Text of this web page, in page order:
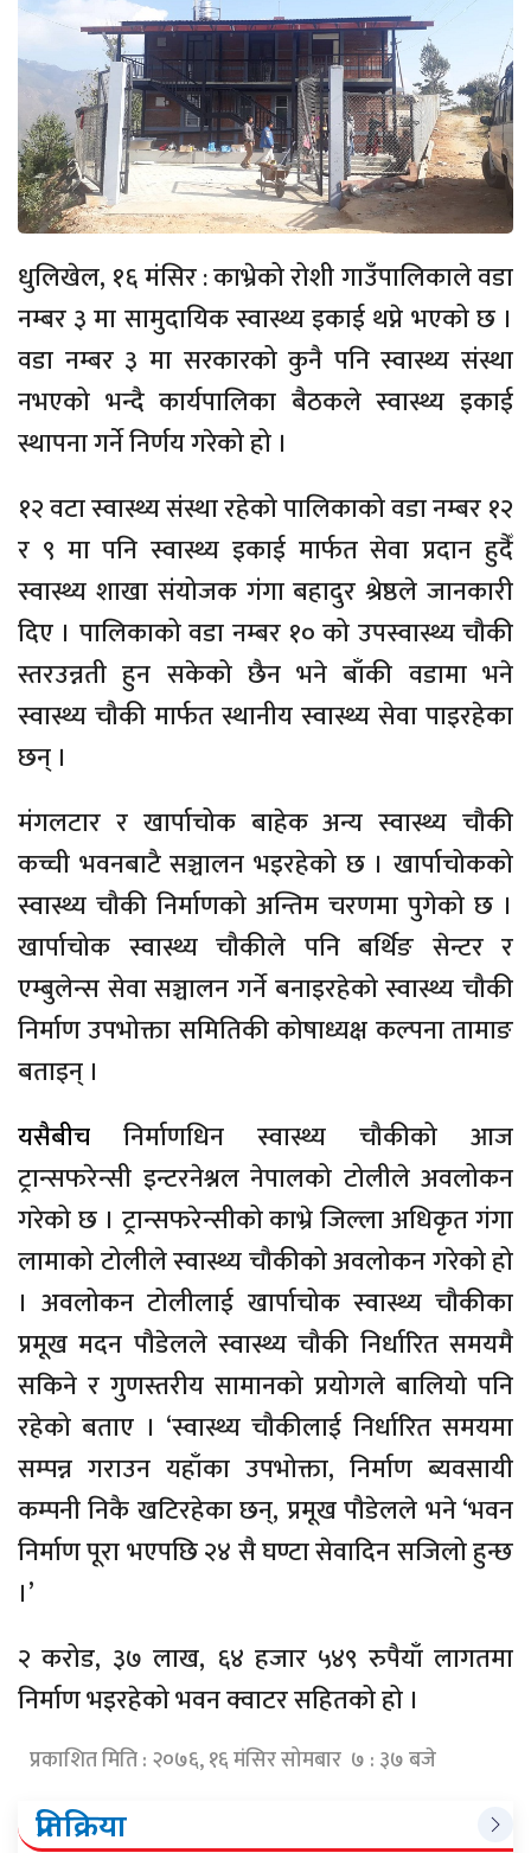
धुलिखेल, १६ मंसिर : काभ्रेको रोशी गाउँपालिकाले वडा
नम्बर ३ मा सामुदायिक स्वास्थ्य इकाई थप्ने भएको छ ।
वडा नम्बर ३ मा सरकारको कुनै पनि स्वास्थ्य संस्था
नभएको भन्दै कार्यपालिका बैठकले स्वास्थ्य इकाई
स्थापना गर्ने निर्णय गरेको हो ।
१२ वटा स्वास्थ्य संस्था रहेको पालिकाको वडा नम्बर १२
र ९ मा पनि स्वास्थ्य इकाई मार्फत सेवा प्रदान हुदैँ
स्वास्थ्य शाखा संयोजक गंगा बहादुर श्रेष्ठले जानकारी
दिए । पालिकाको वडा नम्बर १० को उपस्वास्थ्य चौकी
स्तरउन्नती हुन सकेको छैन भने बाँकी वडामा भने
स्वास्थ्य चौकी मार्फत स्थानीय स्वास्थ्य सेवा पाइरहेका
छन् ।
मंगलटार र खार्पाचोक बाहेक अन्य स्वास्थ्य चौकी
कच्ची भवनबाटै सञ्चालन भइरहेको छ । खार्पाचोकको
स्वास्थ्य चौकी निर्माणको अन्तिम चरणमा पुगेको छ ।
खार्पाचोक स्वास्थ्य चौकीले पनि बर्थिङ सेन्टर र
एम्बुलेन्स सेवा सञ्चालन गर्ने बनाइरहेको स्वास्थ्य चौकी
निर्माण उपभोक्ता समितिकी कोषाध्यक्ष कल्पना तामाङ
बताइन् ।
यसैबीच निर्माणधिन स्वास्थ्य चौकीको आज
ट्रान्सफरेन्सी इन्टरनेश्नल नेपालको टोलीले अवलोकन
गरेको छ । ट्रान्सफरेन्सीको काभ्रे जिल्ला अधिकृत गंगा
लामाको टोलीले स्वास्थ्य चौकीको अवलोकन गरेको हो
। अवलोकन टोलीलाई खार्पाचोक स्वास्थ्य चौकीका
प्रमूख मदन पौडेलले स्वास्थ्य चौकी निर्धारित समयमै
सकिने र गुणस्तरीय सामानको प्रयोगले बालियो पनि
रहेको बताए । ‘स्वास्थ्य चौकीलाई निर्धारित समयमा
सम्पन्न गराउन यहाँका उपभोक्ता, निर्माण ब्यवसायी
कम्पनी निकै खटिरहेका छन्, प्रमूख पौडेलले भने ‘भवन
निर्माण पूरा भएपछि २४ सै घण्टा सेवादिन सजिलो हुन्छ
।’
२ करोड, ३७ लाख, ६४ हजार ५४९ रुपैयाँ लागतमा
निर्माण भइरहेको भवन क्वाटर सहितको हो ।
प्रकाशित मिति : २०७६, १६ मंसिर सोमबार ७ : ३७ बजे
प्रतिक्रिया